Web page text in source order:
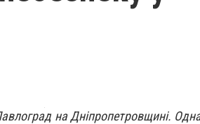
на Дніпропетровщині.